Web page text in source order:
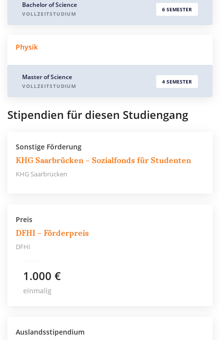
Bachelor of Science
VOLLZEITSTUDIUM
6 SEMESTER
Physik
Master of Science
VOLLZEITSTUDIUM
4 SEMESTER
Stipendien für diesen Studiengang
Sonstige Förderung
KHG Saarbrücken – Sozialfonds für Studenten
KHG Saarbrücken
Preis
DFHI – Förderpreis
DFHI
1.000 €
einmalig
Auslandsstipendium